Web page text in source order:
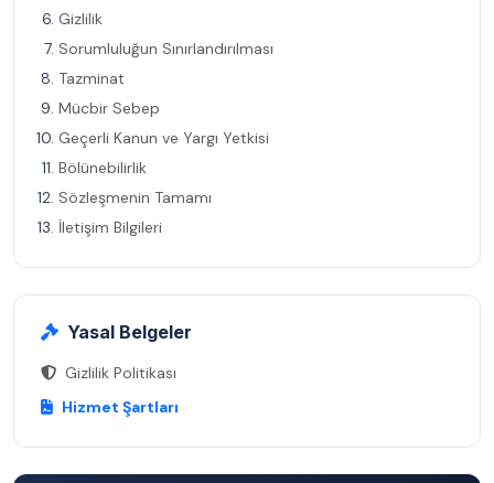
Gizlilik
Sorumluluğun Sınırlandırılması
Tazminat
Mücbir Sebep
Geçerli Kanun ve Yargı Yetkisi
Bölünebilirlik
Sözleşmenin Tamamı
İletişim Bilgileri
Yasal Belgeler
Gizlilik Politikası
Hizmet Şartları